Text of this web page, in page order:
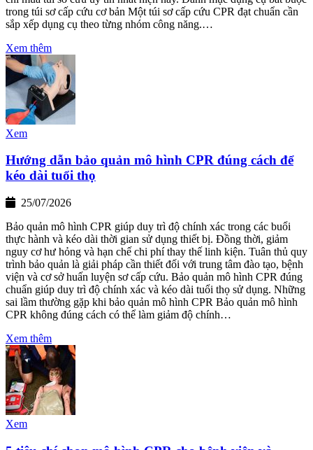
trong túi sơ cấp cứu cơ bản Một túi sơ cấp cứu CPR đạt chuẩn cần
sắp xếp dụng cụ theo từng nhóm công năng.…
Xem thêm
Xem
Hướng dẫn bảo quản mô hình CPR đúng cách để
kéo dài tuổi thọ
25/07/2026
Bảo quản mô hình CPR giúp duy trì độ chính xác trong các buổi
thực hành và kéo dài thời gian sử dụng thiết bị. Đồng thời, giảm
nguy cơ hư hỏng và hạn chế chi phí thay thế linh kiện. Tuân thủ quy
trình bảo quản là giải pháp cần thiết đối với trung tâm đào tạo, bệnh
viện và cơ sở huấn luyện sơ cấp cứu. Bảo quản mô hình CPR đúng
chuẩn giúp duy trì độ chính xác và kéo dài tuổi thọ sử dụng. Những
sai lầm thường gặp khi bảo quản mô hình CPR Bảo quản mô hình
CPR không đúng cách có thể làm giảm độ chính…
Xem thêm
Xem